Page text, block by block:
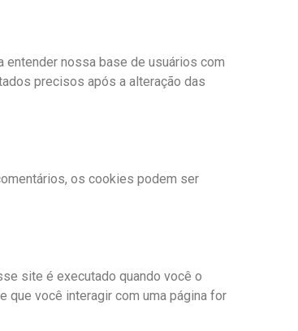
nossa base de usuários com
precisos após a alteração das
os cookies podem ser
site é executado quando você o
que você interagir com uma página for